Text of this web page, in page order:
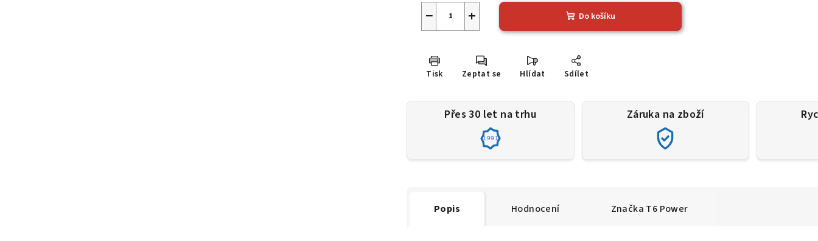
+
− Do košíku
Tisk Zeptat se Hlídat Sdílet
Přes 30 let na trhu
1991
Záruka na zboží
Popis Hodnocení Značka T6 Power